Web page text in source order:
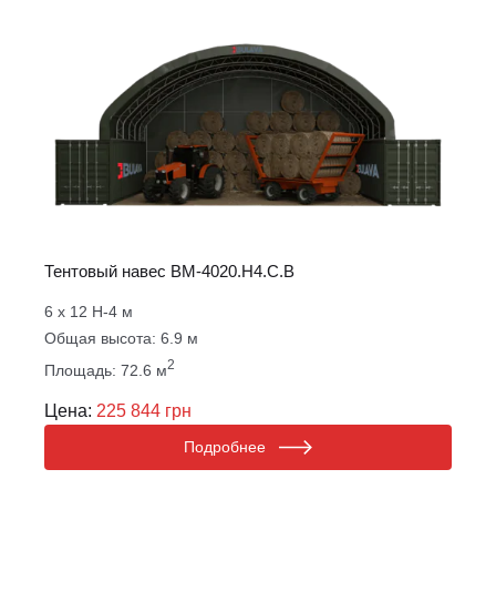
Тентовый навес ВM-4020.Н4.С.B
6 х 12 Н-4 м
Общая высота: 6.9 м
Площадь: 72.6 м2
Цена: 225 844 грн
Подробнее